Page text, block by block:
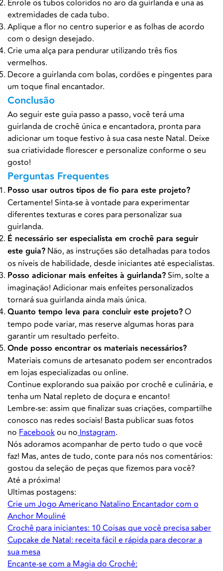
Enrole os tubos coloridos no aro da guirlanda e una as
extremidades de cada tubo.
Aplique a flor no centro superior e as folhas de acordo
com o design desejado.
Crie uma alça para pendurar utilizando três fios
vermelhos.
Decore a guirlanda com bolas, cordões e pingentes para
um toque final encantador.
Conclusão
Ao seguir este guia passo a passo, você terá uma
guirlanda de crochê única e encantadora, pronta para
adicionar um toque festivo à sua casa neste Natal. Deixe
sua criatividade florescer e personalize conforme o seu
gosto!
Perguntas Frequentes
Posso usar outros tipos de fio para este projeto?
Certamente! Sinta-se à vontade para experimentar
diferentes texturas e cores para personalizar sua
guirlanda.
É necessário ser especialista em crochê para seguir
este guia? Não, as instruções são detalhadas para todos
os níveis de habilidade, desde iniciantes até especialistas.
Posso adicionar mais enfeites à guirlanda?Sim, solte a
imaginação! Adicionar mais enfeites personalizados
tornará sua guirlanda ainda mais única.
Quanto tempo leva para concluir este projeto?O
tempo pode variar, mas reserve algumas horas para
garantir um resultado perfeito.
Onde posso encontrar os materiais necessários?
Materiais comuns de artesanato podem ser encontrados
em lojas especializadas ou online.
Continue explorando sua paixão por crochê e culinária, e
tenha um Natal repleto de doçura e encanto!
Lembre-se: assim que finalizar suas criações, compartilhe
conosco nas redes sociais! Basta publicar suas fotos
no Facebookou noInstagram.
Nós adoramos acompanhar de perto tudo o que você
faz! Mas, antes de tudo, conte para nós nos comentários:
gostou da seleção de peças que fizemos para você?
Até a próxima!
Ultimas postagens:
Crie um Jogo Americano Natalino Encantador com o
Anchor Mouliné
Crochê para iniciantes: 10 Coisas que você precisa saber
Cupcake de Natal: receita fácil e rápida para decorar a
sua mesa
Encante-se com a Magia do Crochê: